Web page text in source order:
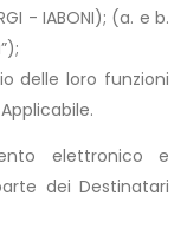
- IABONI); (a. e b.
delle loro funzioni
elettronico e
dei Destinatari